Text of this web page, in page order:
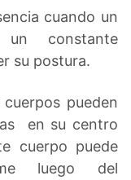
cuando un
constante
su postura.
pueden
en su centro
cuerpo puede
luego del